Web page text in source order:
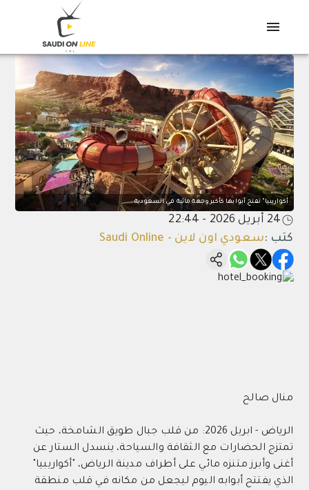
تفتح أبوابها كأكبر وجهة مائية في السعودية
سعودي اون لاين - Saudi Online
الرياض - ابريل 2026: من قلب جبال طويق الشامخة، حيث
مع الثقافة والسياحة، ينسدل الستار عن
متنزه مائي على أطراف مدينة الرياض، "أكواريبيا"
أبوابه اليوم ليجعل من مكانه في قلب منطقة